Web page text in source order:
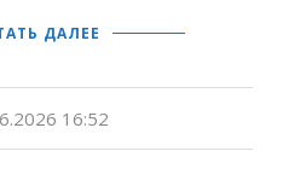
ДАЛЕЕ
16:52